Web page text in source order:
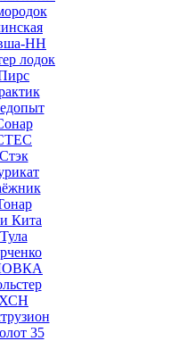
НН
лодок
Стэк
Кита
Тула
ХСН
35